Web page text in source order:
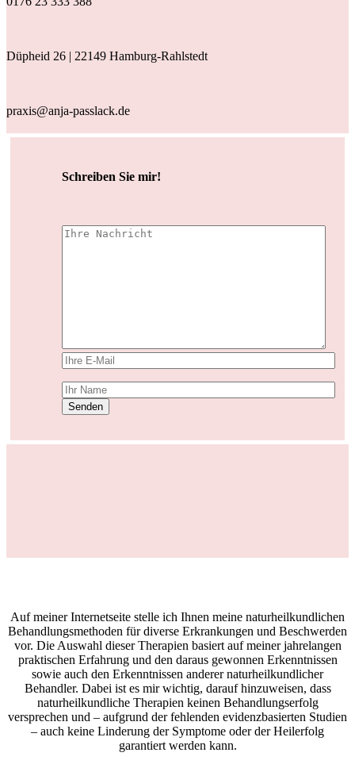
Düpheid 26 | 22149 Hamburg-Rahlstedt
praxis@anja-passlack.de
Schreiben Sie mir!
Senden
Auf meiner Internetseite stelle ich Ihnen meine naturheilkundlichen
Behandlungsmethoden für diverse Erkrankungen und Beschwerden
vor. Die Auswahl dieser Therapien basiert auf meiner jahrelangen
praktischen Erfahrung und den daraus gewonnen Erkenntnissen
sowie auch den Erkenntnissen anderer naturheilkundlicher
Behandler. Dabei ist es mir wichtig, darauf hinzuweisen, dass
naturheilkundliche Therapien keinen Behandlungserfolg
versprechen und – aufgrund der fehlenden evidenzbasierten Studien
– auch keine Linderung der Symptome oder der Heilerfolg
garantiert werden kann.